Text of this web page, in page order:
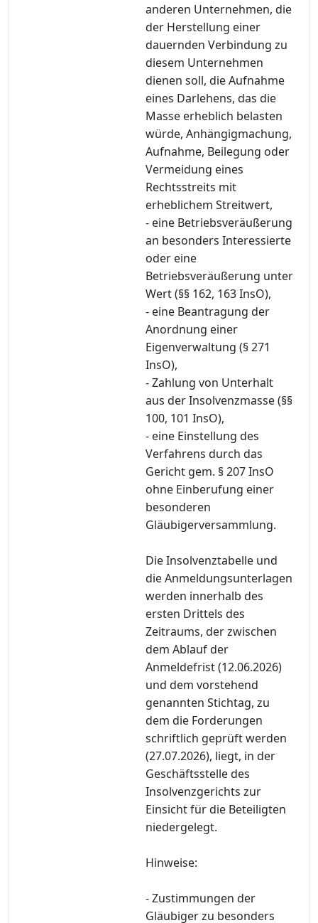
anderen Unternehmen, die
der Herstellung einer
dauernden Verbindung zu
diesem Unternehmen
dienen soll, die Aufnahme
eines Darlehens, das die
Masse erheblich belasten
würde, Anhängigmachung,
Aufnahme, Beilegung oder
Vermeidung eines
Rechtsstreits mit
erheblichem Streitwert,
- eine Betriebsveräußerung
an besonders Interessierte
oder eine
Betriebsveräußerung unter
Wert (§§ 162, 163 InsO),
- eine Beantragung der
Anordnung einer
Eigenverwaltung (§ 271
InsO),
- Zahlung von Unterhalt
aus der Insolvenzmasse (§§
100, 101 InsO),
- eine Einstellung des
Verfahrens durch das
Gericht gem. § 207 InsO
ohne Einberufung einer
besonderen
Gläubigerversammlung.
Die Insolvenztabelle und
die Anmeldungsunterlagen
werden innerhalb des
ersten Drittels des
Zeitraums, der zwischen
dem Ablauf der
Anmeldefrist (12.06.2026)
und dem vorstehend
genannten Stichtag, zu
dem die Forderungen
schriftlich geprüft werden
(27.07.2026), liegt, in der
Geschäftsstelle des
Insolvenzgerichts zur
Einsicht für die Beteiligten
niedergelegt.
Hinweise:
- Zustimmungen der
Gläubiger zu besonders